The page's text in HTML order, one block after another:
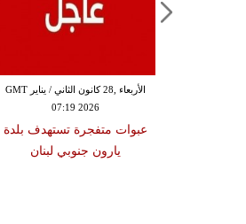
الأربعاء ,28 كانون الثاني / يناير GMT
07:19 2026
عبوات متفجرة تستهدف بلدة
يارون جنوبي لبنان